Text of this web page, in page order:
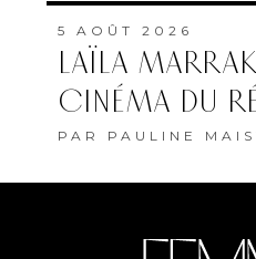
5 AOÛT 2026
LAÏLA
CINÉMA DU
PAR PAULINE